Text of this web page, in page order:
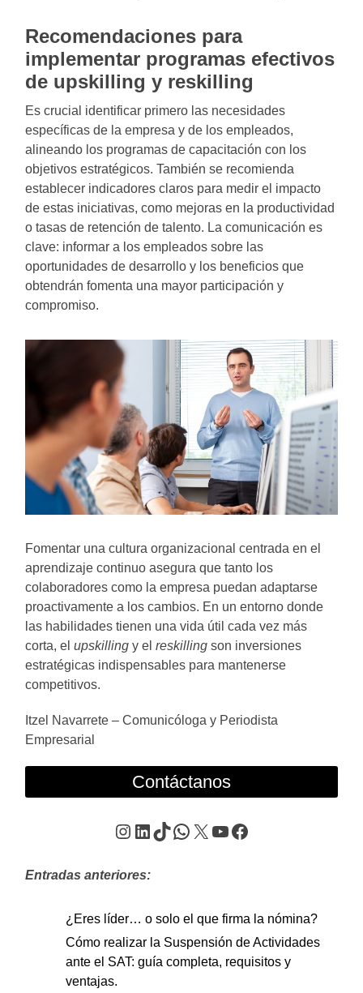
Recomendaciones para
implementar programas efectivos
de upskilling y reskilling
Es crucial identificar primero las necesidades
específicas de la empresa y de los empleados,
alineando los programas de capacitación con los
objetivos estratégicos. También se recomienda
establecer indicadores claros para medir el impacto
de estas iniciativas, como mejoras en la productividad
o tasas de retención de talento. La comunicación es
clave: informar a los empleados sobre las
oportunidades de desarrollo y los beneficios que
obtendrán fomenta una mayor participación y
compromiso.
Fomentar una cultura organizacional centrada en el
aprendizaje continuo asegura que tanto los
colaboradores como la empresa puedan adaptarse
proactivamente a los cambios. En un entorno donde
las habilidades tienen una vida útil cada vez más
corta, elupskilling y elreskilling son inversiones
estratégicas indispensables para mantenerse
competitivos.
Itzel Navarrete – Comunicóloga y Periodista
Empresarial
Contáctanos
Instagram
LinkedIn
TikTok
WhatsApp
X YouTube
Facebook
Entradas anteriores:
¿Eres líder… o solo el que firma la nómina?
Cómo realizar la Suspensión de Actividades
ante el SAT: guía completa, requisitos y
ventajas.